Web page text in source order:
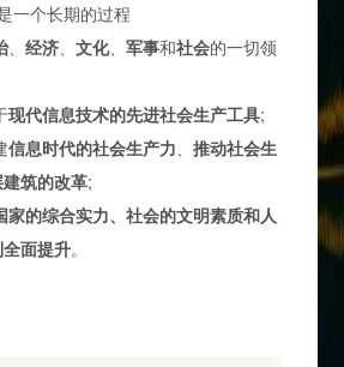
一个长期的过程
、经济、文化、军事和社会的一切领
现代信息技术的先进社会生产工具;
信息时代的社会生产力、推动社会生
筑的改革;
家的综合实力、社会的文明素质和人
面提升。